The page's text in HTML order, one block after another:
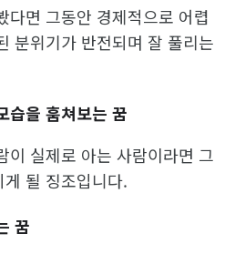
다면 그동안 경제적으로 어렵
분위기가 반전되며 잘 풀리는
습을 훔쳐보는 꿈
이 실제로 아는 사람이라면 그
될 징조입니다.
꿈